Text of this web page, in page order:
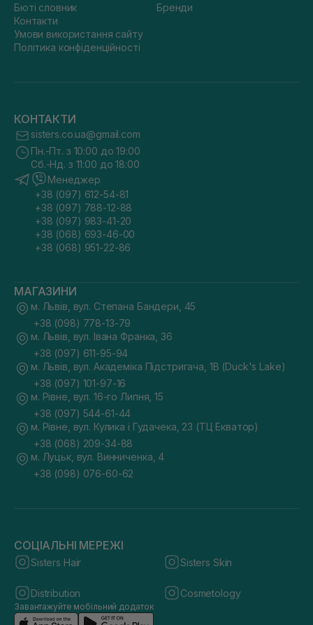
Бюті словник
Контакти
Умови використання сайту
Політика конфіденційності
Бренди
КОНТАКТИ
sisters.co.ua@gmail.com
Пн.-Пт. з 10:00 до 19:00
Сб.-Нд. з 11:00 до 18:00
Менеджер
+38 (097) 612-54-81
+38 (097) 788-12-88
+38 (097) 983-41-20
+38 (068) 693-46-00
+38 (068) 951-22-86
МАГАЗИНИ
м. Львів, вул. Степана Бандери, 45
+38 (098) 778-13-79
м. Львів, вул. Івана Франка, 36
+38 (097) 611-95-94
м. Львів, вул. Академіка Підстригача, 1В (Duck's Lake)
+38 (097) 101-97-16
м. Рівне, вул. 16-го Липня, 15
+38 (097) 544-61-44
м. Рівне, вул. Кулика і Гудачека, 23 (ТЦ Екватор)
+38 (068) 209-34-88
м. Луцьк, вул. Винниченка, 4
+38 (098) 076-60-62
СОЦІАЛЬНІ МЕРЕЖІ
Sisters Hair Sisters Skin
Distribution Cosmetology
Завантажуйте мобільний додаток